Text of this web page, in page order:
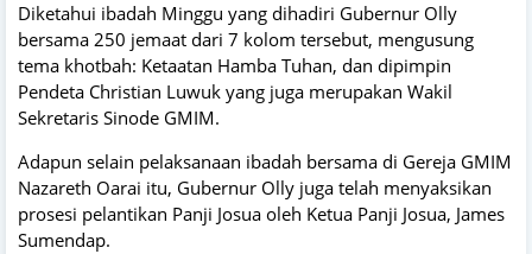
Diketahui ibadah Minggu yang dihadiri Gubernur Olly
bersama 250 jemaat dari 7 kolom tersebut, mengusung
tema khotbah: Ketaatan Hamba Tuhan, dan dipimpin
Pendeta Christian Luwuk yang juga merupakan Wakil
Sekretaris Sinode GMIM.
Adapun selain pelaksanaan ibadah bersama di Gereja GMIM
Nazareth Oarai itu, Gubernur Olly juga telah menyaksikan
prosesi pelantikan Panji Josua oleh Ketua Panji Josua, James
Sumendap.